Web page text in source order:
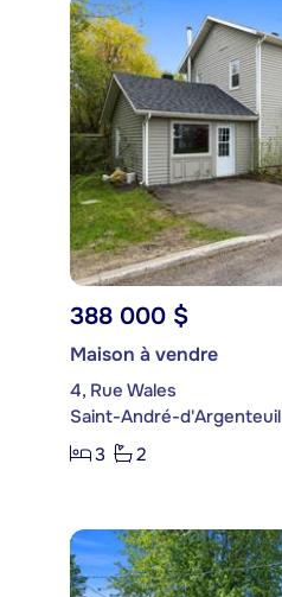
388 000 $
Maison à vendre
4, Rue Wales
Saint-André-d'Argenteuil
3
2